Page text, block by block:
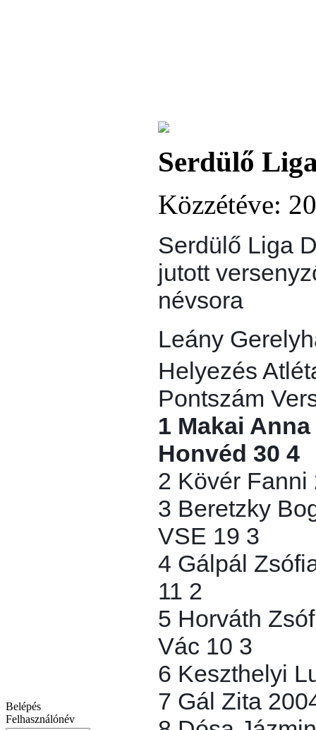
Belépés
Felhasználónév
Serdülő
Közzétéve:
Serdülő Liga
jutott
névsora
Leány
Helyezés
Pontszám
1 Makai
Honvéd 30 4
2 Kövér
3 Beretzky
VSE 19 3
4 Gálpál
11 2
5 Horváth
Vác 10 3
6 Keszthelyi
7 Gál Zita